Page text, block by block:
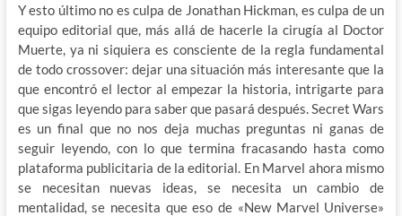
Y esto último no es culpa de Jonathan Hickman, es culpa de un
equipo editorial que, más allá de hacerle la cirugía al Doctor
Muerte, ya ni siquiera es consciente de la regla fundamental
de todo crossover: dejar una situación más interesante que la
que encontró el lector al empezar la historia, intrigarte para
que sigas leyendo para saber que pasará después. Secret Wars
es un final que no nos deja muchas preguntas ni ganas de
seguir leyendo, con lo que termina fracasando hasta como
plataforma publicitaria de la editorial. En Marvel ahora mismo
se necesitan nuevas ideas, se necesita un cambio de
mentalidad, se necesita que eso de «New Marvel Universe»